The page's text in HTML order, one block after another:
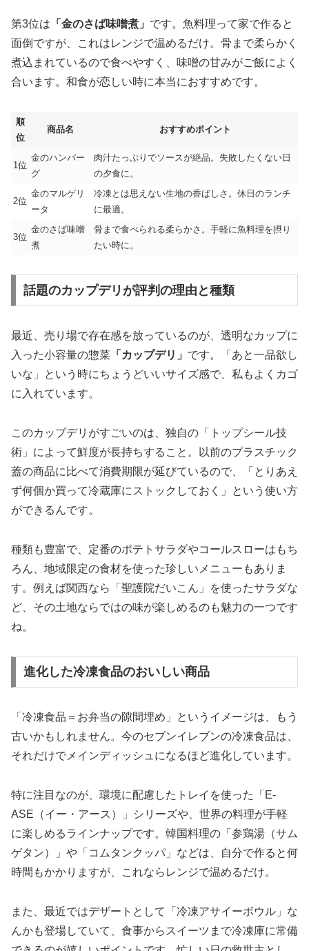
第3位は 「金のさば味噌煮」 です。魚料理って家で作ると
面倒ですが、これはレンジで温めるだけ。骨まで柔らかく
煮込まれているので食べやすく、味噌の甘みがご飯によく
合います。和食が恋しい時に本当におすすめです。
順
位
商品名 おすすめポイント
1位
金のハンバー
グ
肉汁たっぷりでソースが絶品。失敗したくない日
の夕食に。
2位
金のマルゲリ
ータ
冷凍とは思えない生地の香ばしさ。休日のランチ
に最適。
3位
金のさば味噌
煮
骨まで食べられる柔らかさ。手軽に魚料理を摂り
たい時に。
話題のカップデリが評判の理由と種類
最近、売り場で存在感を放っているのが、透明なカップに
入った小容量の惣菜 「カップデリ」 です。「あと一品欲し
いな」という時にちょうどいいサイズ感で、私もよくカゴ
に入れています。
このカップデリがすごいのは、独自の「トップシール技
術」によって鮮度が長持ちすること。以前のプラスチック
蓋の商品に比べて消費期限が延びているので、
「とりあえ
ず何個か買って冷蔵庫にストックしておく」
という使い方
ができるんです。
種類も豊富で、定番のポテトサラダやコールスローはもち
ろん、地域限定の食材を使った珍しいメニューもありま
す。例えば関西なら「聖護院だいこん」を使ったサラダな
ど、その土地ならではの味が楽しめるのも魅力の一つです
ね。
進化した冷凍食品のおいしい商品
「冷凍食品＝お弁当の隙間埋め」というイメージは、もう
古いかもしれません。今のセブンイレブンの冷凍食品は、
それだけでメインディッシュになるほど進化しています。
特に注目なのが、環境に配慮したトレイを使った「E-
ASE（イー・アース）」シリーズや、世界の料理が手軽
に楽しめるラインナップです。韓国料理の「参鶏湯（サム
ゲタン）」や「コムタンクッパ」などは、自分で作ると何
時間もかかりますが、これならレンジで温めるだけ。
また、最近ではデザートとして「冷凍アサイーボウル」な
んかも登場していて、食事からスイーツまで冷凍庫に常備